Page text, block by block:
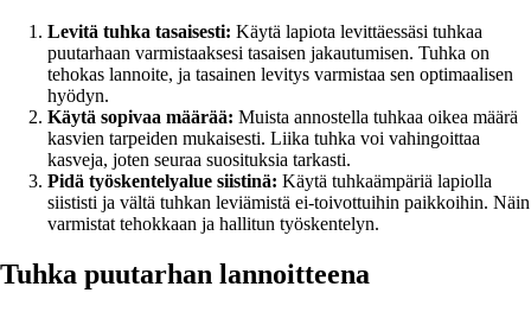
Levitä tuhka tasaisesti: Käytä lapiota levittäessäsi tuhkaa
puutarhaan varmistaaksesi tasaisen jakautumisen. Tuhka on
tehokas lannoite, ja tasainen levitys varmistaa sen optimaalisen
hyödyn.
Käytä sopivaa määrää: Muista annostella tuhkaa oikea määrä
kasvien tarpeiden mukaisesti. Liika tuhka voi vahingoittaa
kasveja, joten seuraa suosituksia tarkasti.
Pidä työskentelyalue siistinä: Käytä tuhkaämpäriä lapiolla
siististi ja vältä tuhkan leviämistä ei-toivottuihin paikkoihin. Näin
varmistat tehokkaan ja hallitun työskentelyn.
Tuhka puutarhan lannoitteena